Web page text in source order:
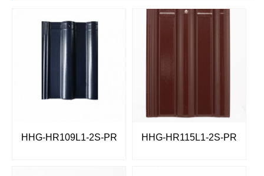
HHG-HR109L1-2S-PR HHG-HR115L1-2S-PR